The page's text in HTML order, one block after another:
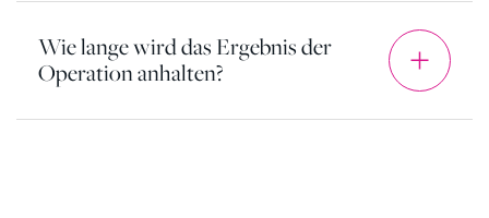
Wie lange wird das Ergebnis der
Operation anhalten?